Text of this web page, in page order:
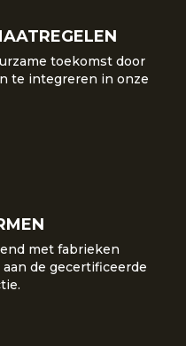
toekomst door
te integreren in onze
met fabrieken
de gecertificeerde